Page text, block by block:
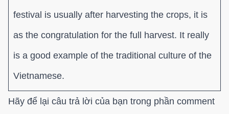
festival is usually after harvesting the crops, it is
as the congratulation for the full harvest. It really
is a good example of the traditional culture of the
Vietnamese.
Hãy để lại câu trả lời của bạn trong phần comment